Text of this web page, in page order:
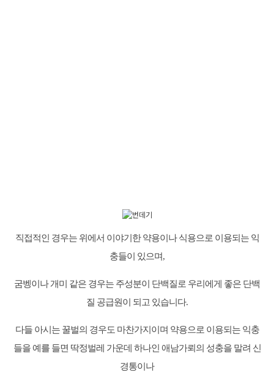
직접적인 경우는 위에서 이야기한 약용이나 식용으로 이용되는 익
충들이 있으며,
굼벵이나 개미 같은 경우는 주성분이 단백질로 우리에게 좋은 단백
질 공급원이 되고 있습니다.
다들 아시는 꿀벌의 경우도 마찬가지이며 약용으로 이용되는 익충
들을 예를 들면 딱정벌레 가운데 하나인 애남가뢰의 성충을 말려 신
경통이나